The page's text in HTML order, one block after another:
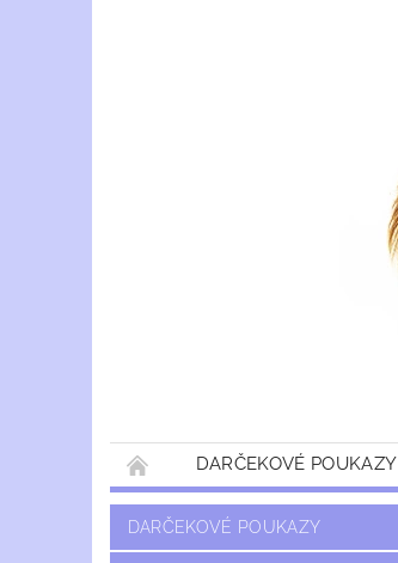
DARČEKOVÉ POUKAZY
DARČEKOVÉ POUKAZY